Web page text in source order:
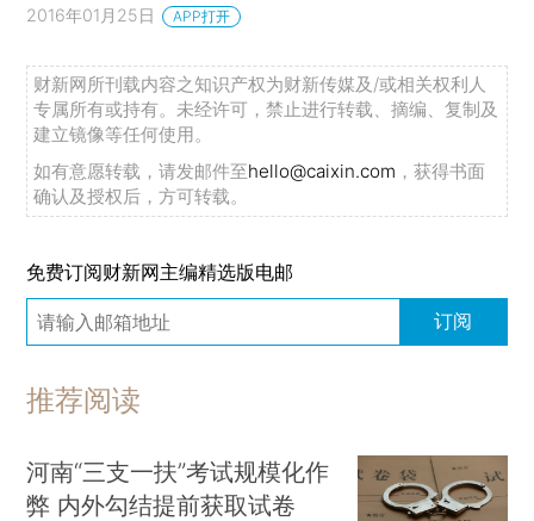
2016年01月25日 APP打开
财新网所刊载内容之知识产权为财新传媒及/或相关权利人
专属所有或持有。未经许可，禁止进行转载、摘编、复制及
建立镜像等任何使用。
如有意愿转载，请发邮件至hello@caixin.com ，获得书面
确认及授权后，方可转载。
免费订阅财新网主编精选版电邮
订阅
推荐阅读
河南“三支一扶”考试规模化作
弊 内外勾结提前获取试卷